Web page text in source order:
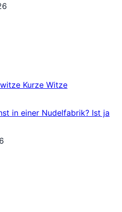
Kurze Witze
in einer Nudelfabrik? Ist ja